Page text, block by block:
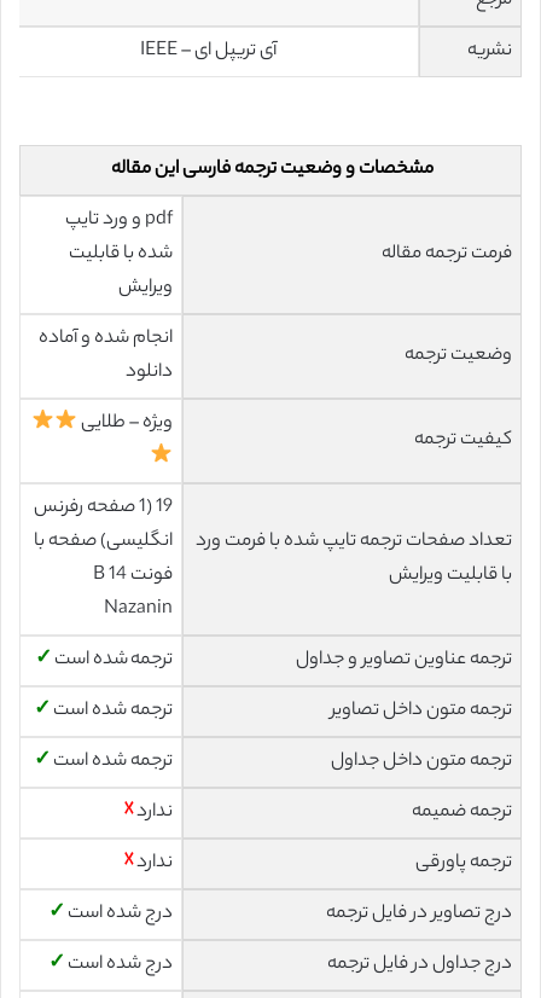
نشریه
آی تریپل ای – IEEE
مشخصات و وضعیت ترجمه فارسی این مقاله
فرمت ترجمه مقاله
pdf و ورد تایپ
شده با قابلیت
ویرایش
وضعیت ترجمه
انجام شده و آماده
دانلود
کیفیت ترجمه
ویژه – طلایی
تعداد صفحات ترجمه تایپ شده با فرمت ورد
با قابلیت ویرایش
19 (1 صفحه رفرنس
انگلیسی) صفحه با
فونت 14 B
Nazanin
ترجمه عناوین تصاویر و جداول
ترجمه شده است ✓
ترجمه متون داخل تصاویر
ترجمه شده است ✓
ترجمه متون داخل جداول
ترجمه شده است ✓
ترجمه ضمیمه
ندارد☓
ترجمه پاورقی
ندارد☓
درج تصاویر در فایل ترجمه
درج شده است ✓
درج جداول در فایل ترجمه
درج شده است ✓